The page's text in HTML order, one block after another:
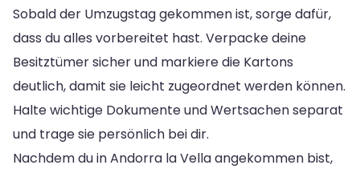
Sobald der Umzugstag gekommen ist, sorge dafür,
dass du alles vorbereitet hast. Verpacke deine
Besitztümer sicher und markiere die Kartons
deutlich, damit sie leicht zugeordnet werden können.
Halte wichtige Dokumente und Wertsachen separat
und trage sie persönlich bei dir.
Nachdem du in Andorra la Vella angekommen bist,